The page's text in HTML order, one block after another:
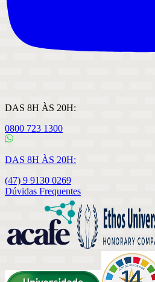
DAS 8H ÀS 20H:
0800 723 1300
DAS 8H ÀS 20H:
(47) 9 9130 0269
Dúvidas Frequentes